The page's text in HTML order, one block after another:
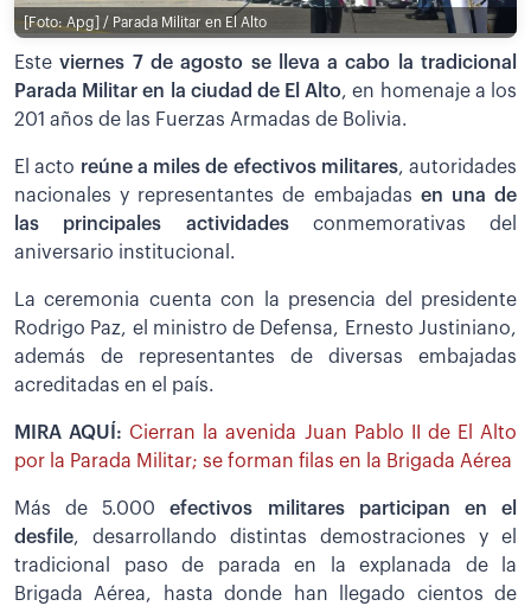
[Foto: Apg] / Parada Militar en El Alto
Este viernes 7 de agosto se lleva a cabo la tradicional
Parada Militar en la ciudad de El Alto, en homenaje a los
201 años de las Fuerzas Armadas de Bolivia.
El acto reúne a miles de efectivos militares, autoridades
nacionales y representantes de embajadas en una de
las principales actividadesconmemorativas del
aniversario institucional.
La ceremonia cuenta con la presencia del presidente
Rodrigo Paz, el ministro de Defensa, Ernesto Justiniano,
además de representantes de diversas embajadas
acreditadas en el país.
MIRA AQUÍ: Cierran la avenida Juan Pablo II de El Alto
por la Parada Militar; se forman filas en la Brigada Aérea
Más de 5.000 efectivos militares participan en el
desfile, desarrollando distintas demostraciones y el
tradicional paso de parada en la explanada de la
Brigada Aérea, hasta donde han llegado cientos de